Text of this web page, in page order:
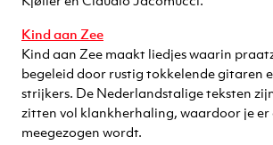
Kind aan Zee
Kind aan Zee maakt liedjes waarin
begeleid door rustig tokkelende gitaren
strijkers. De Nederlandstalige teksten
zitten vol klankherhaling, waardoor je er
meegezogen wordt.